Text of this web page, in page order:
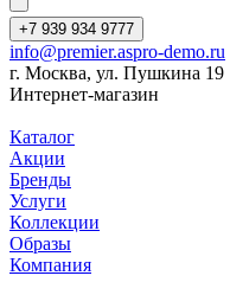
+7 939 934 9777
info@premier.aspro-demo.ru
г. Москва, ул. Пушкина 19
Интернет-магазин
Каталог
Акции
Бренды
Услуги
Коллекции
Образы
Компания